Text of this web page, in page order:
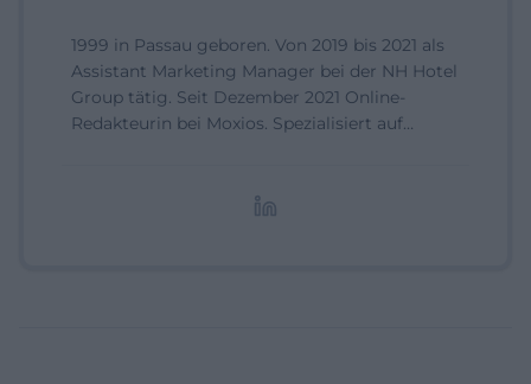
1999 in Passau geboren. Von 2019 bis 2021 als
Assistant Marketing Manager bei der NH Hotel
Group tätig. Seit Dezember 2021 Online-
Redakteurin bei Moxios. Spezialisiert auf